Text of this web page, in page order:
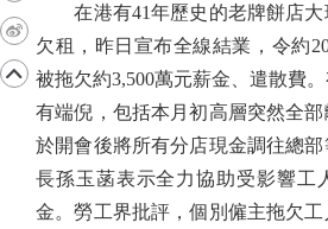
在港有41年歷史的老牌餅店大
欠租，昨日宣布全線結業，令約
被拖欠約3,500萬元薪金、遣散費
有端倪，包括本月初高層突然全
於開會後將所有分店現金調往總
長孫玉菡表示全力協助受影響工
金。勞工界批評，個別僱主拖欠